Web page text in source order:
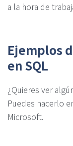
a la hora de
Ejemplos
en SQL
¿Quieres ver
Puedes hacerlo
Microsoft.